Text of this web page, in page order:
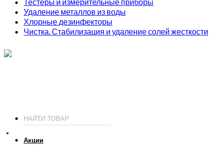
Удаление металлов из воды
Хлорные дезинфекторы
Чистка. Стабилизация и удаление солей жесткости
Акции